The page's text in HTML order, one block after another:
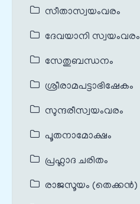
സീതാസ്വയംവരം
ദേവയാനി സ്വയംവരം
സേതുബന്ധനം
ശ്രീരാമപട്ടാഭിഷേകം
സുന്ദരീസ്വയംവരം
പൂതനാമോക്ഷം
പ്രഹ്ലാദ ചരിതം
രാജസൂയം (തെക്കൻ)